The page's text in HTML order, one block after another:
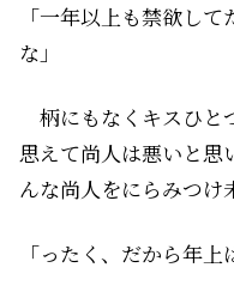
「一年以上も禁欲し
な」
柄にもなくキスひと
思えて尚人は悪いと思
んな尚人をにらみつけ
「ったく、だから年